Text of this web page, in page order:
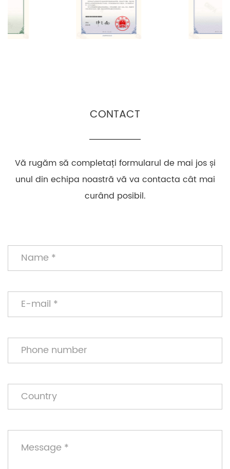
CONTACT
Vă rugăm să completați formularul de mai jos și
unul din echipa noastră vă va contacta cât mai
curând posibil.